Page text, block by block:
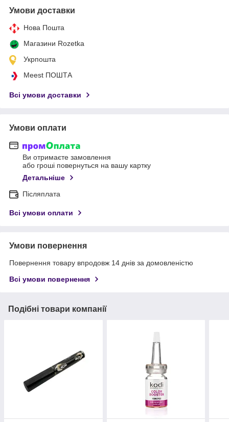
Умови доставки
Нова Пошта
Магазини Rozetka
Укрпошта
Meest ПОШТА
Всі умови доставки
Умови оплати
Ви отримаєте замовлення
або гроші повернуться на вашу картку
Детальніше
Післяплата
Всі умови оплати
Умови повернення
Повернення товару впродовж 14 днів за домовленістю
Всі умови повернення
Подібні товари компанії